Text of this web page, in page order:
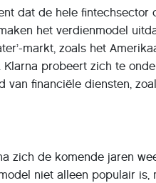
dat de hele fintechsector
het verdienmodel
markt, zoals het
probeert zich te
van financiële diensten,
zich de komende jaren
niet alleen populair is,